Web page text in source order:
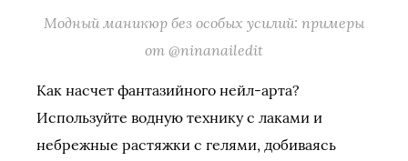
Модный маникюр без особых усилий: примеры
от @ninanailedit
Как насчет фантазийного нейл-арта?
Используйте водную технику с лаками и
небрежные растяжки с гелями, добиваясь